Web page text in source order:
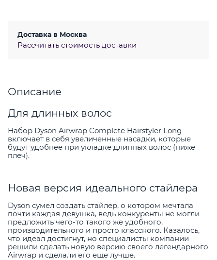
Доставка в Москва
Рассчитать стоимость доставки
Описание
Для длинных волос
Набор Dyson Airwrap Complete Hairstyler Long
включает в себя увеличенные насадки, которые
будут удобнее при укладке длинных волос (ниже
плеч).
Новая версия идеального стайлера
Dyson сумел создать стайлер, о котором мечтала
почти каждая девушка, ведь конкуренты не могли
предложить чего-то такого же удобного,
производительного и просто классного. Казалось,
что идеал достигнут, но специалисты компании
решили сделать новую версию своего легендарного
Airwrap и сделали его еще лучше.